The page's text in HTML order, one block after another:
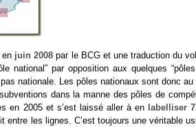
en juin 2008 par le BCG et une traduction du
national” par opposition aux quelques
nationale. Les pôles nationaux sont donc
dans la manne des pôles de
en 2005 et s’est laissé aller à en labelliser
entre les lignes. C’est toujours une véritable